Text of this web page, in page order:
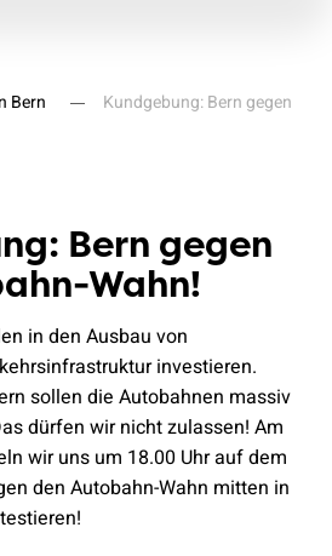
Bern
Kundgebung: Bern gegen
Bern gegen
Wahn!
in den Ausbau von
investieren.
sollen die Autobahnen massiv
dürfen wir nicht zulassen! Am
wir uns um 18.00 Uhr auf dem
den Autobahn-Wahn mitten in